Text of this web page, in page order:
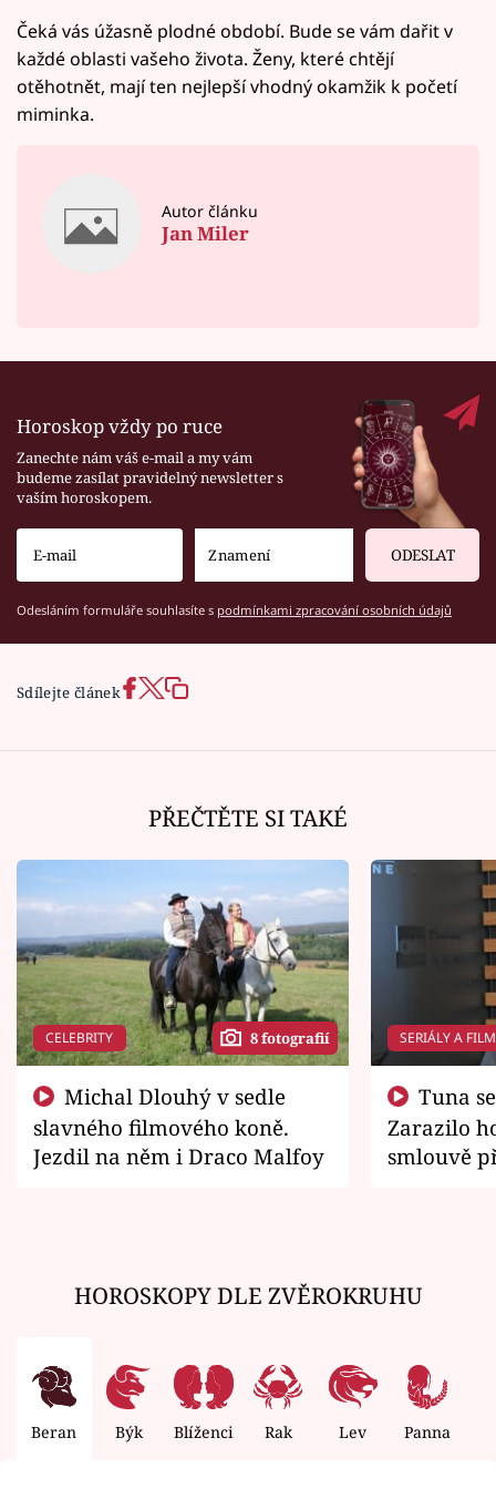
Čeká vás úžasně plodné období. Bude se vám dařit v
každé oblasti vašeho života. Ženy, které chtějí
otěhotnět, mají ten nejlepší vhodný okamžik k početí
miminka.
Autor článku
Jan Miler
Horoskop vždy po ruce
Zanechte nám váš e-mail a my vám
budeme zasílat pravidelný newsletter s
vaším horoskopem.
ODESLAT
Odesláním formuláře souhlasíte s podmínkami zpracování osobních údajů
Sdílejte článek
PŘEČTĚTE SI TAKÉ
CELEBRITY 8 fotografií
slavného filmového koně.
Jezdil na něm i Draco Malfoy
SERIÁLY A
Zarazilo
smlouvě
HOROSKOPY DLE ZVĚROKRUHU
Beran Býk Blíženci Rak Lev Panna